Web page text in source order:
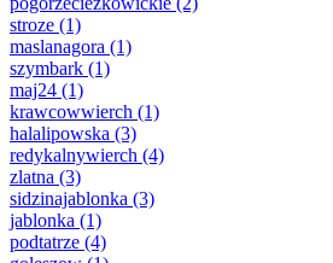
stroze (1)
maslanagora (1)
szymbark (1)
maj24 (1)
krawcowwierch (1)
halalipowska (3)
redykalnywierch (4)
zlatna (3)
sidzinajablonka (3)
jablonka (1)
podtatrze (4)